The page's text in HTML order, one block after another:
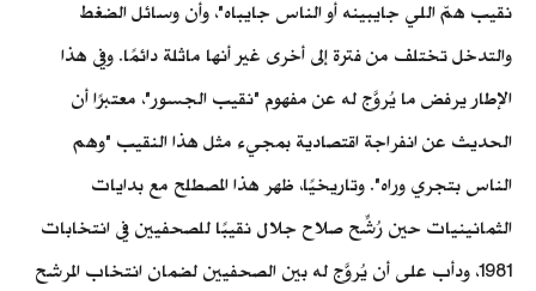
نقيب همّ اللي جايبينه أو الناس جايباه"، وأن وسائل الضغط
والتدخل تختلف من فترة إلى أخرى غير أنها ماثلة دائمًا. وفي هذا
الإطار يرفض ما يُروَّج له عن مفهوم "نقيب الجسور"، معتبرًا أن
الحديث عن انفراجة اقتصادية بمجيء مثل هذا النقيب "وهم
الناس بتجري وراه". وتاريخيًا، ظهر هذا المصطلح مع بدايات
الثمانينيات حين رُشِّح صلاح جلال نقيبًا للصحفيين في انتخابات
1981، ودأب على أن يُروَّج له بين الصحفيين لضمان انتخاب المرشح